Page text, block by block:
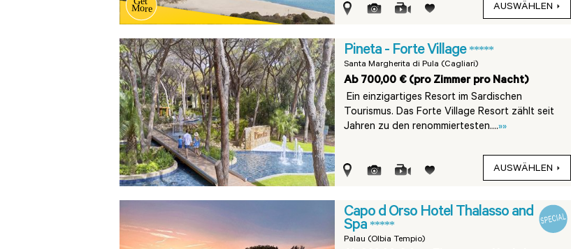
AUSWÄHLEN
Pineta - Forte Village *****
Santa Margherita di Pula (Cagliari)
Ab 700,00 € (pro Zimmer pro Nacht)
Ein einzigartiges Resort im Sardischen
Tourismus. Das Forte Village Resort zählt seit
Jahren zu den renommiertesten....»»
AUSWÄHLEN
Capo d Orso Hotel Thalasso and
Spa *****
Palau (Olbia Tempio)